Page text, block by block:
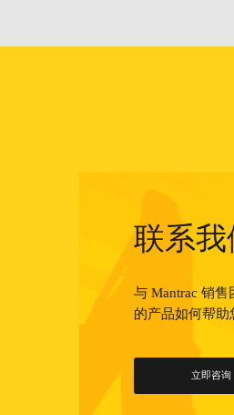
联系我
与 Mantrac 销
的产品如何帮助
立即咨询